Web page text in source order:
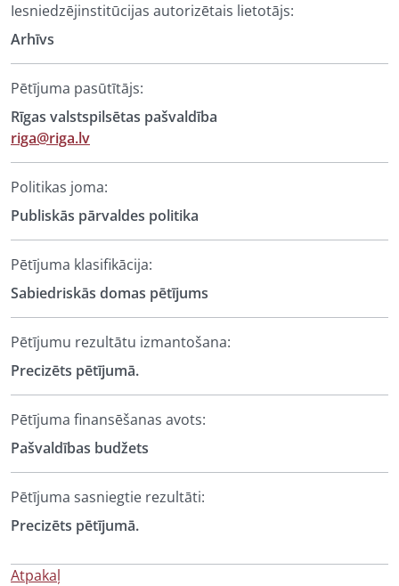
Iesniedzējinstitūcijas autorizētais lietotājs:
Arhīvs
Pētījuma pasūtītājs:
Rīgas valstspilsētas pašvaldība
riga@riga.lv
Politikas joma:
Publiskās pārvaldes politika
Pētījuma klasifikācija:
Sabiedriskās domas pētījums
Pētījumu rezultātu izmantošana:
Precizēts pētījumā.
Pētījuma finansēšanas avots:
Pašvaldības budžets
Pētījuma sasniegtie rezultāti:
Precizēts pētījumā.
Atpakaļ